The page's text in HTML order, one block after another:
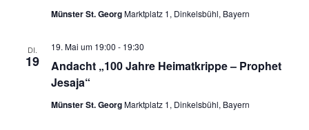
Münster St. GeorgMarktplatz 1, Dinkelsbühl, Bayern
DI.
19
Andacht „100 Jahre Heimatkrippe – Prophet
Jesaja“
19. Mai um 19:00 - 19:30
Münster St. GeorgMarktplatz 1, Dinkelsbühl, Bayern